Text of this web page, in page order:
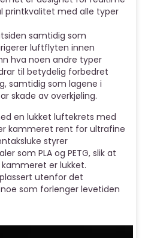
printkvalitet med alle typer
samtidig som
luftflyten innen
hva noen andre typer
til betydelig forbedret
samtidig som lagene i
skade av overkjøling.
en lukket luftekrets med
kammeret rent for ultrafine
styrer
som PLA og PETG, slik at
er lukket.
utenfor det
som forlenger levetiden